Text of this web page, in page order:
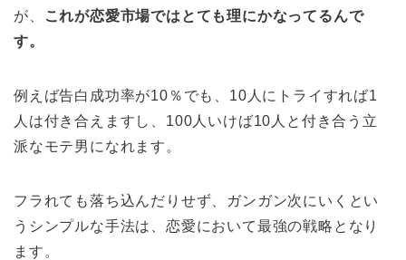
が、
これが恋愛市場ではとても理にかなってるんで
す。
例えば告白成功率が10％でも、10人にトライすれば1
人は付き合えますし、100人いけば10人と付き合う立
派なモテ男になれます。
フラれても落ち込んだりせず、ガンガン次にいくとい
うシンプルな手法は、恋愛において最強の戦略となり
ます。